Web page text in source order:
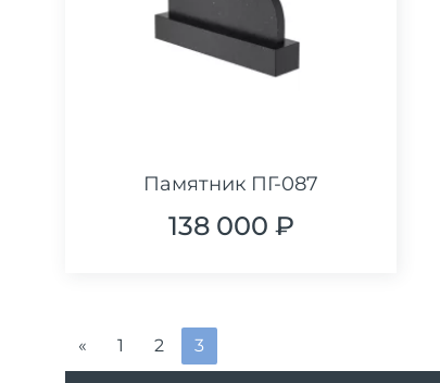
Памятник ПГ-087
138 000 ₽
« 1 2 3